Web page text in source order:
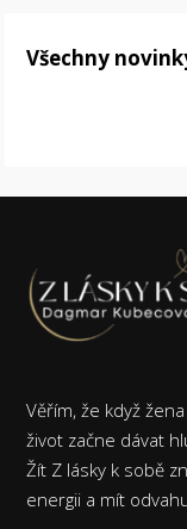
Všechny
Věřím, že když
život začne dávat
Žít Z lásky k sobě
energii a mít